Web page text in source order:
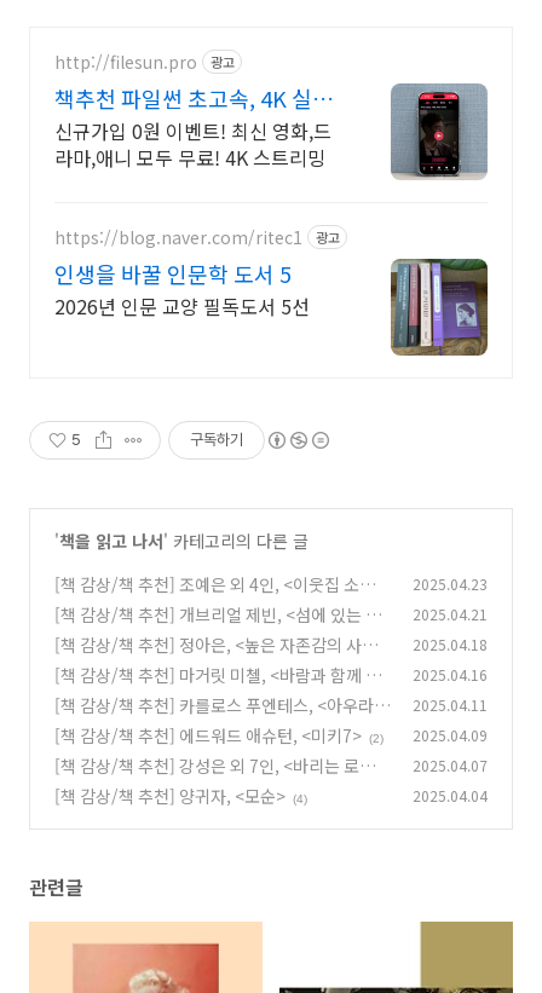
http://filesun.pro 광고
책추천 파일썬 초고속, 4K 실시
간 보기!
신규가입 0원 이벤트! 최신 영화,드
라마,애니 모두 무료! 4K 스트리밍
https://blog.naver.com/ritec1 광고
인생을 바꿀 인문학 도서 5
2026년 인문 교양 필독도서 5선
5 구독하기
'책을 읽고 나서' 카테고리의 다른 글
[책 감상/책 추천] 조예은 외 4인, <이웃집 소시오
패스의 사정>
(2)
2025.04.23
[책 감상/책 추천] 개브리얼 제빈, <섬에 있는 서
점>
(2)
2025.04.21
[책 감상/책 추천] 정아은, <높은 자존감의 사랑
법>
(4)
2025.04.18
[책 감상/책 추천] 마거릿 미첼, <바람과 함께 사
라지다>
(3)
2025.04.16
[책 감상/책 추천] 카를로스 푸엔테스, <아우라>
(2)
2025.04.11
[책 감상/책 추천] 에드워드 애슈턴, <미키7> (2) 2025.04.09
[책 감상/책 추천] 강성은 외 7인, <바리는 로봇이
다>
(2)
2025.04.07
[책 감상/책 추천] 양귀자, <모순> (4) 2025.04.04
관련글